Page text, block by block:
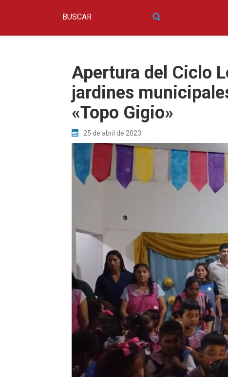
Apertura del Ciclo
jardines
«Topo Gigio»
25 de abril de 2023